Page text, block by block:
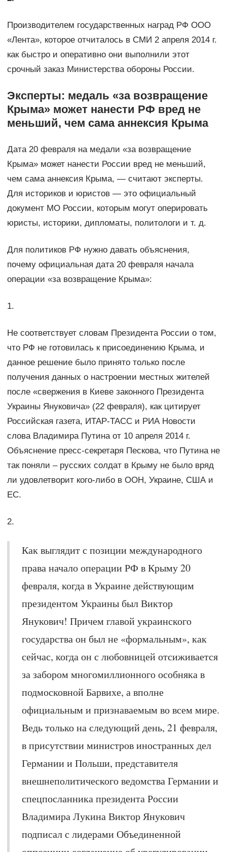
Производителем государственных наград РФ ООО
«Лента», которое отчиталось в СМИ 2 апреля 2014 г.
как быстро и оперативно они выполнили этот
срочный заказ Министерства обороны России.
Эксперты: медаль «за возвращение
Крыма» может нанести РФ вред не
меньший, чем сама аннексия Крыма
Дата 20 февраля на медали «за возвращение
Крыма» может нанести России вред не меньший,
чем сама аннексия Крыма, — считают эксперты.
Для историков и юристов — это официальный
документ МО России, которым могут оперировать
юристы, историки, дипломаты, политологи и т. д.
Для политиков РФ нужно давать объяснения,
почему официальная дата 20 февраля начала
операции «за возвращение Крыма»:
1.
Не соответствует словам Президента России о том,
что РФ не готовилась к присоединению Крыма, и
данное решение было принято только после
получения данных о настроении местных жителей
после «свержения в Киеве законного Президента
Украины Януковича» (22 февраля), как цитирует
Российская газета, ИТАР-ТАСС и РИА Новости
слова Владимира Путина от 10 апреля 2014 г.
Объяснение пресс-секретаря Пескова, что Путина не
так поняли – русских солдат в Крыму не было вряд
ли удовлетворит кого-либо в ООН, Украине, США и
ЕС.
2.
Как выглядит с позиции международного
права начало операции РФ в Крыму 20
февраля, когда в Украине действующим
президентом Украины был Виктор
Янукович! Причем главой украинского
государства он был не «формальным», как
сейчас, когда он с любовницей отсиживается
за забором многомиллионного особняка в
подмосковной Барвихе, а вполне
официальным и признаваемым во всем мире.
Ведь только на следующий день, 21 февраля,
в присутствии министров иностранных дел
Германии и Польши, представителя
внешнеполитического ведомства Германии и
спецпосланника президента России
Владимира Лукина Виктор Янукович
подписал с лидерами Объединенной